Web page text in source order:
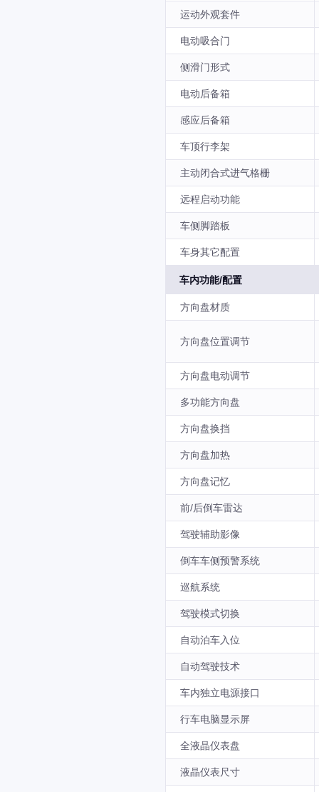
运动外观套件
电动吸合门
侧滑门形式
电动后备箱
感应后备箱
车顶行李架
主动闭合式进气格栅
远程启动功能
车侧脚踏板
车身其它配置
车内功能/配置
方向盘材质
方向盘位置调节
方向盘电动调节
多功能方向盘
方向盘换挡
方向盘加热
方向盘记忆
前/后倒车雷达
驾驶辅助影像
倒车车侧预警系统
巡航系统
驾驶模式切换
自动泊车入位
自动驾驶技术
车内独立电源接口
行车电脑显示屏
全液晶仪表盘
液晶仪表尺寸